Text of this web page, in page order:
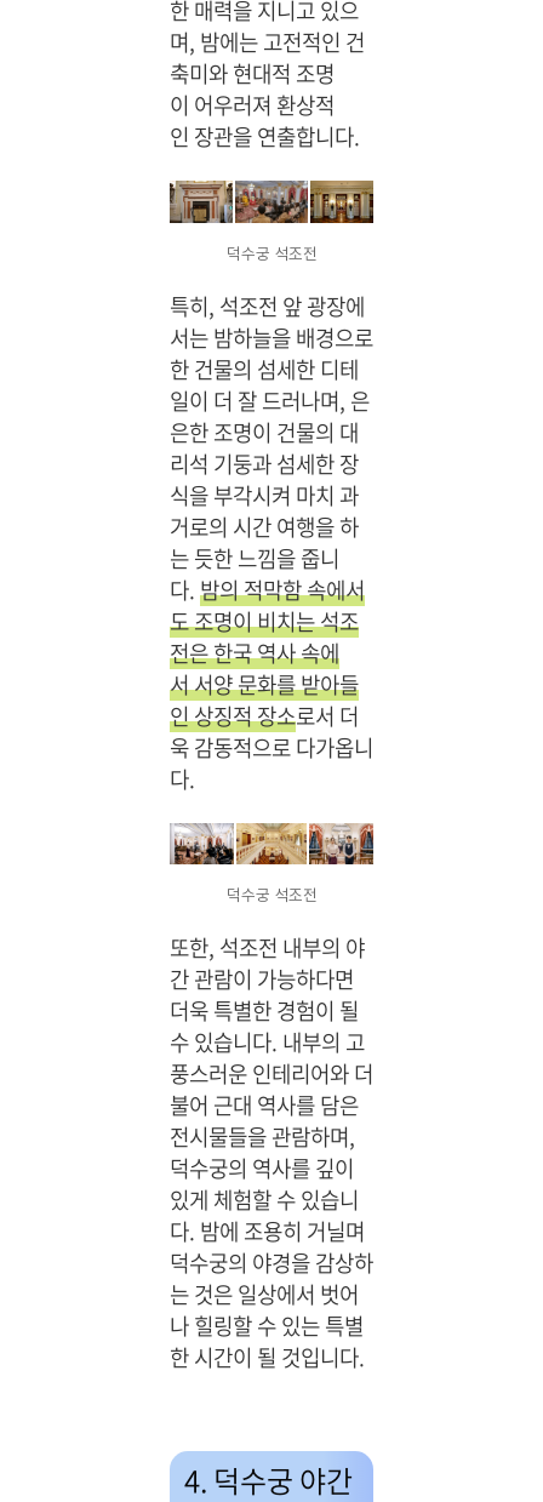
한 매력을 지니고 있으
며, 밤에는 고전적인 건
축미와 현대적 조명
이 어우러져 환상적
인 장관을 연출합니다.
덕수궁 석조전
특히, 석조전 앞 광장에
서는 밤하늘을 배경으로
한 건물의 섬세한 디테
일이 더 잘 드러나며, 은
은한 조명이 건물의 대
리석 기둥과 섬세한 장
식을 부각시켜 마치 과
거로의 시간 여행을 하
는 듯한 느낌을 줍니
다.밤의 적막함 속에서
도 조명이 비치는 석조
전은 한국 역사 속에
서 서양 문화를 받아들
인 상징적 장소로서 더
욱 감동적으로 다가옵니
다.
덕수궁 석조전
또한, 석조전 내부의 야
간 관람이 가능하다면
더욱 특별한 경험이 될
수 있습니다. 내부의 고
풍스러운 인테리어와 더
불어 근대 역사를 담은
전시물들을 관람하며,
덕수궁의 역사를 깊이
있게 체험할 수 있습니
다. 밤에 조용히 거닐며
덕수궁의 야경을 감상하
는 것은 일상에서 벗어
나 힐링할 수 있는 특별
한 시간이 될 것입니다.
4. 덕수궁 야간